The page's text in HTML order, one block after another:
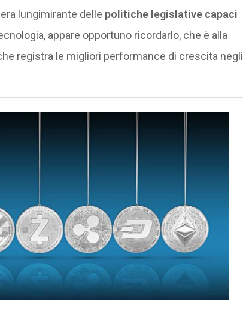
lungimirante delle politiche legislative capaci
appare opportuno ricordarlo, che è alla
registra le migliori performance di crescita negli